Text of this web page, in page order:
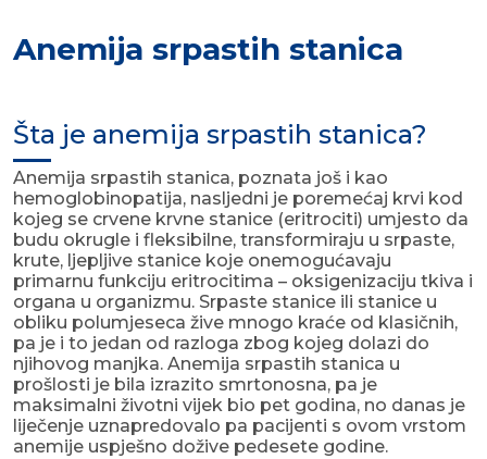
Anemija srpastih stanica
Šta je anemija srpastih stanica?
Anemija srpastih stanica, poznata još i kao
hemoglobinopatija, nasljedni je poremećaj krvi kod
kojeg se crvene krvne stanice (eritrociti) umjesto da
budu okrugle i fleksibilne, transformiraju u srpaste,
krute, ljepljive stanice koje onemogućavaju
primarnu funkciju eritrocitima – oksigenizaciju tkiva i
organa u organizmu. Srpaste stanice ili stanice u
obliku polumjeseca žive mnogo kraće od klasičnih,
pa je i to jedan od razloga zbog kojeg dolazi do
njihovog manjka. Anemija srpastih stanica u
prošlosti je bila izrazito smrtonosna, pa je
maksimalni životni vijek bio pet godina, no danas je
liječenje uznapredovalo pa pacijenti s ovom vrstom
anemije uspješno dožive pedesete godine.